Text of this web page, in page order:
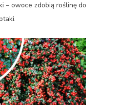
– owoce zdobią roślinę do